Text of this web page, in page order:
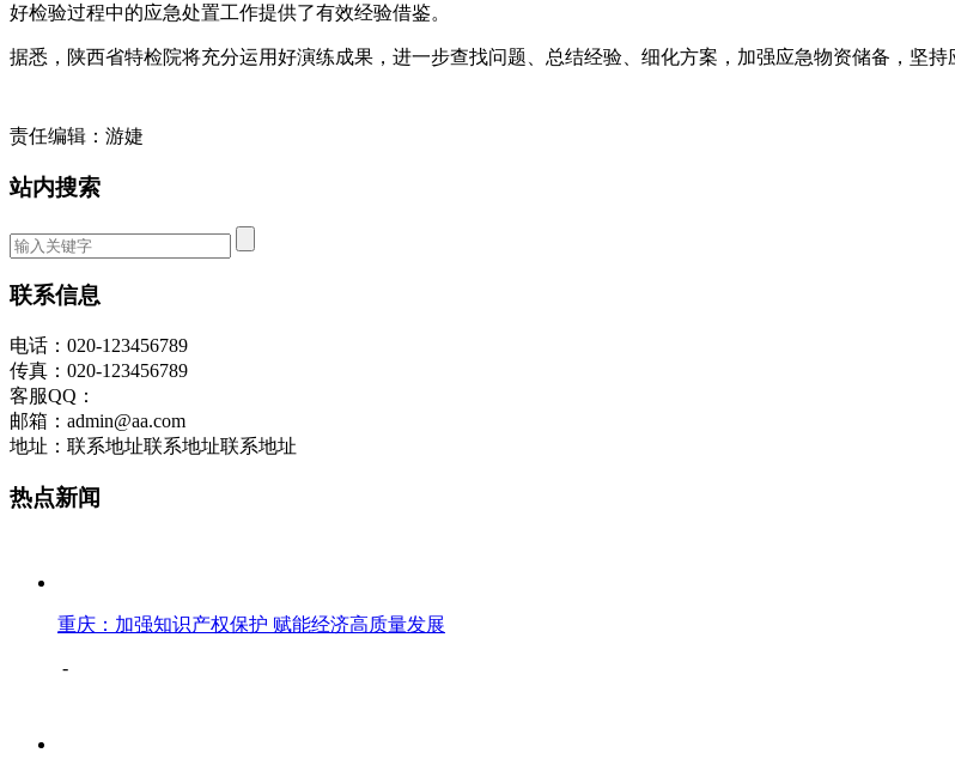
好检验过程中的应急处置工作提供了有效经验借鉴。
据悉，陕西省特检院将充分运用好演练成果，进一步查找问题、总结经验、细化方案，加强应急物资储备，坚
责任编辑：游婕
站内搜索
联系信息
电话：020-123456789
传真：020-123456789
客服QQ：
邮箱：admin@aa.com
地址：联系地址联系地址联系地址
热点新闻
重庆：加强知识产权保护 赋能经济高质量发展
-